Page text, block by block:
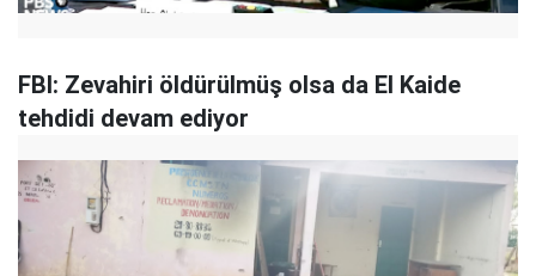
FBI: Zevahiri öldürülmüş olsa da El Kaide
tehdidi devam ediyor